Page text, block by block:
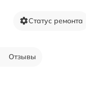
Статус ремонта
Отзывы